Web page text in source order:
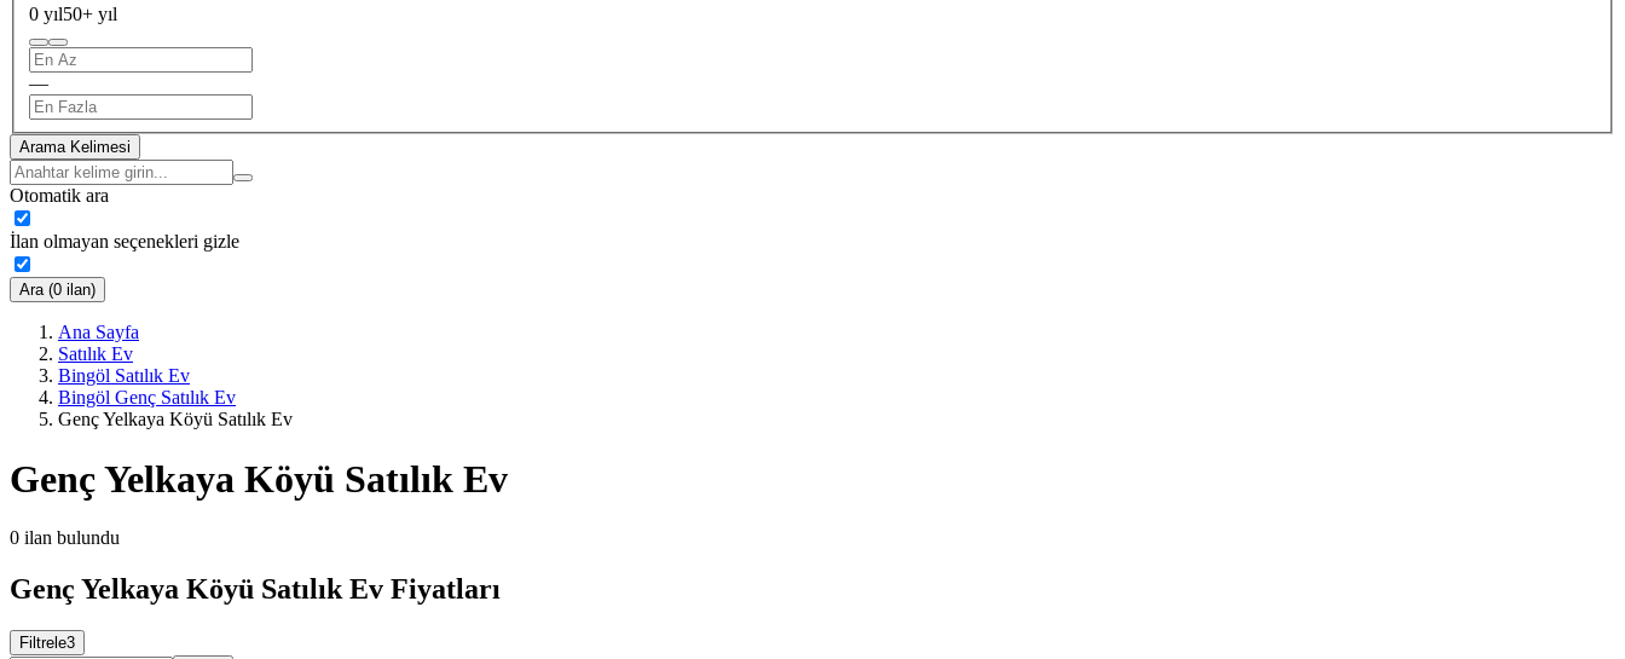
0 yıl50+ yıl
—
Arama Kelimesi
Otomatik ara
İlan olmayan seçenekleri gizle
Ara (0 ilan)
Ana Sayfa
Satılık Ev
Bingöl Satılık Ev
Bingöl Genç Satılık Ev
Genç Yelkaya Köyü Satılık Ev
Genç Yelkaya Köyü Satılık Ev
0 ilan bulundu
Genç Yelkaya Köyü Satılık Ev Fiyatları
Filtrele3